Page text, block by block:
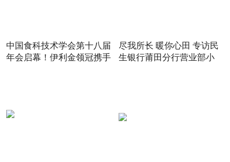
中国食科技术学会第十八届
年会启幕！伊利金领冠携手
尽我所长 暖你心田 专访民
生银行莆田分行营业部小